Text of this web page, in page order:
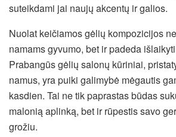
suteikdami jai naujų akcentų ir galios.
Nuolat keičiamos gėlių kompozicijos
namams gyvumo, bet ir padeda
Prabangūs gėlių salonų kūriniai,
namus, yra puiki galimybė mėgautis
kasdien. Tai ne tik paprastas būdas
malonią aplinką, bet ir rūpestis savo
grožiu.